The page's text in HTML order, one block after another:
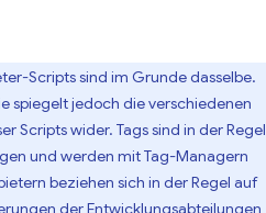
Scripts sind im Grunde dasselbe.
spiegelt jedoch die verschiedenen
Scripts wider. Tags sind in der Regel
und werden mit Tag-Managern
beziehen sich in der Regel auf
der Entwicklungsabteilungen